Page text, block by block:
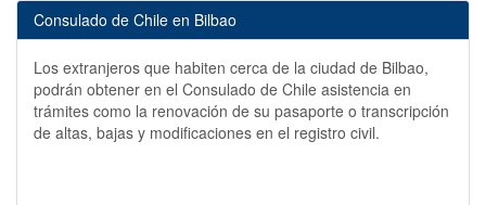
Consulado de Chile en Bilbao
Los extranjeros que habiten cerca de la ciudad de Bilbao,
podrán obtener en el Consulado de Chile asistencia en
trámites como la renovación de su pasaporte o transcripción
de altas, bajas y modificaciones en el registro civil.